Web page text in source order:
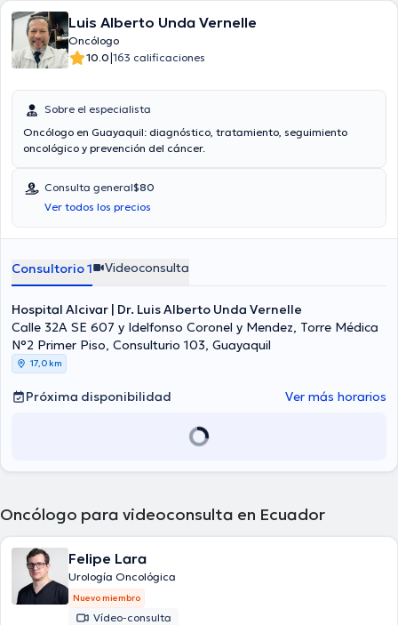
Luis Alberto Unda Vernelle
Oncólogo
10.0|163 calificaciones
Sobre el especialista
Oncólogo en Guayaquil: diagnóstico, tratamiento, seguimiento
oncológico y prevención del cáncer.
Consulta general$80
Ver todos los precios
Consultorio 1 Videoconsulta
Hospital Alcivar | Dr. Luis Alberto Unda Vernelle
Calle 32A SE 607 y Idelfonso Coronel y Mendez, Torre Médica
N°2 Primer Piso, Consulturio 103, Guayaquil
17,0 km
Próxima disponibilidad Ver más horarios
Oncólogo para videoconsulta en Ecuador
Felipe Lara
Urología Oncológica
Nuevo miembro
Vídeo-consulta